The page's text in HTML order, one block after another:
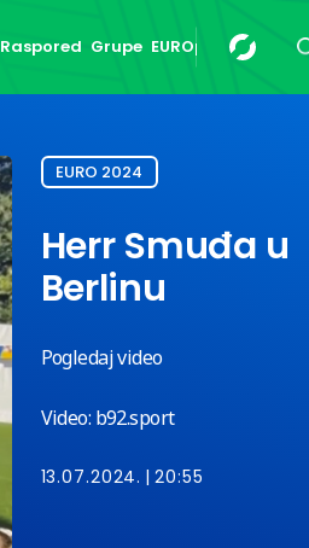
Raspored Grupe EUROpedija 24/24
EURO 2024
Herr Smuđa u
Berlinu
Pogledaj video
Video: b92.sport
13.07.2024. 20:55